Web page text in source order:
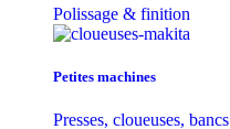
Polissage & finition
Petites machines
Presses, cloueuses, bancs